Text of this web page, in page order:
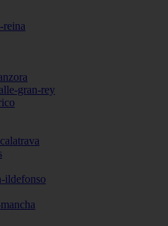
reina
gran-rey
ildefonso